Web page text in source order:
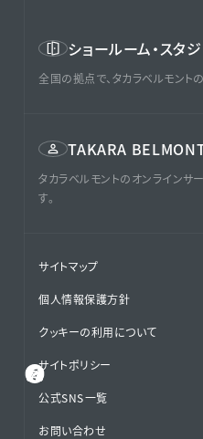
ショールーム・スタ
全国の拠点で、タカラベルモント
TAKARA
タカラベルモントのオンライン
す。
サイトマップ
個人情報保護方針
クッキーの利用について
サイトポリシー
公式SNS⁨⁩一覧
お問い合わせ